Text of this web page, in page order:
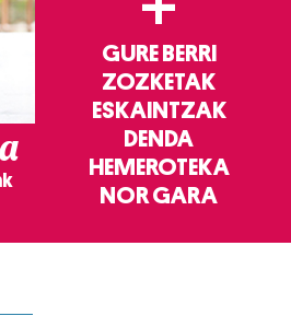
GURE BERRI
ZOZKETAK
ESKAINTZAK
DENDA
HEMEROTEKA
NOR GARA